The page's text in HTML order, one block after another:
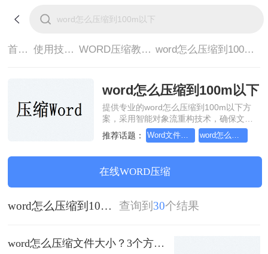
首页> 使用技巧> WORD压缩教程> word怎么压缩到100m以下
word怎么压缩到100m以下
提供专业的word怎么压缩到100m以下方
案，采用智能对象流重构技术，确保文档
1:1高保真还原且排版不乱码。支持一键批
量处理，全链路 SSL 加密保障隐私安全。
无需安装，高效办公。
推荐话题： Word文件怎么压缩大小 word怎么压缩文件大小
在线WORD压缩
word怎么压缩到100m以下 查询到 30个结果
word怎么压缩文件大小？3个方法教会你！